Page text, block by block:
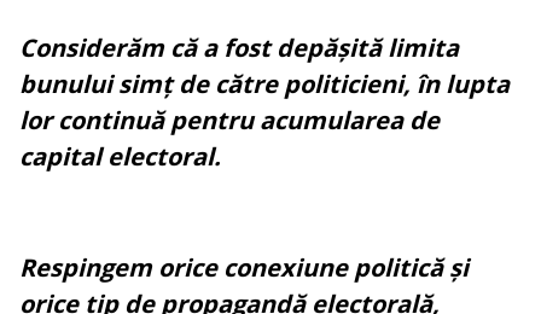
Considerăm că a fost depășită limita
bunului simț de către politicieni, în lupta
lor continuă pentru acumularea de
capital electoral.
Respingem orice conexiune politică și
orice tip de propagandă electorală,